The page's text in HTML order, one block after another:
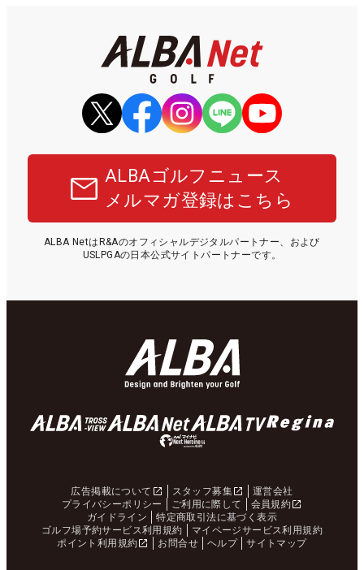
ALBAゴルフニュース
メルマガ登録はこちら
ALBA NetはR&Aのオフィシャルデジタルパートナー、および
USLPGAの日本公式サイトパートナーです。
広告掲載について スタッフ募集
運営会社
プライバシーポリシー
ご利用に際して
会員規約
ガイドライン
特定商取引法に基づく表示
ゴルフ場予約サービス利用規約
マイページサービス利用規約
ポイント利用規約
お問合せ ヘルプ サイトマップ